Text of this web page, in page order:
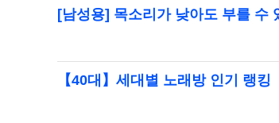
[남성용] 목소리가 낮아도 부를 수
【40대】세대별 노래방 인기 랭킹